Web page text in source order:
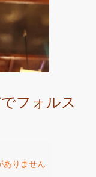
フォルス
ありません